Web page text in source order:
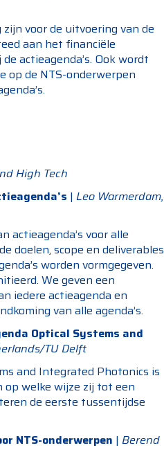
voor de uitvoering van de
aan het financiële
actieagenda’s. Ook wordt
op de NTS-onderwerpen
High Tech
| Leo Warmerdam,
actieagenda’s voor alle
doelen, scope en deliverables
worden vormgegeven.
We geven een
iedere actieagenda en
van alle agenda’s.
Optical Systems and
TU Delft
and Integrated Photonics is
op welke wijze zij tot een
de eerste tussentijdse
NTS-onderwerpen | Berend